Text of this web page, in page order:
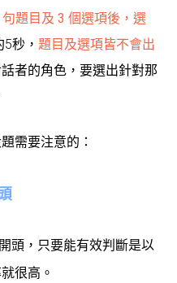
句題目及 3 個選項後，選
秒， 題目及選項皆不會出
者的角色，要選出針對那
需要注意的：
頭 ，只要能有效判斷是以
很高。